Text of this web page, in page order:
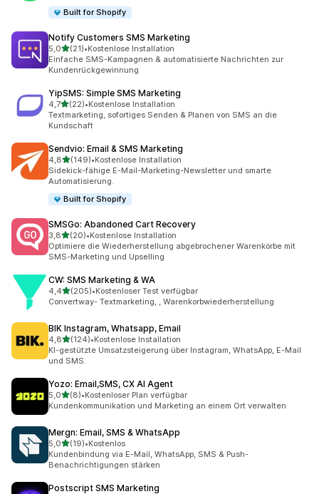
Built for Shopify
Notify Customers SMS Marketing
5,0von 5 Sternen
(21)
21 Rezensionen insgesamt
•Kostenlose Installation
Einfache SMS-Kampagnen & automatisierte Nachrichten zur
Kundenrückgewinnung
YipSMS: Simple SMS Marketing
4,7von 5 Sternen
(22)
22 Rezensionen insgesamt
•Kostenlose Installation
Textmarketing, sofortiges Senden & Planen von SMS an die
Kundschaft
Sendvio: Email & SMS Marketing
4,8von 5 Sternen
(149)
149 Rezensionen insgesamt
•Kostenlose Installation
Sidekick-fähige E-Mail-Marketing-Newsletter und smarte
Automatisierung.
Built for Shopify
SMSGo: Abandoned Cart Recovery
3,8von 5 Sternen
(20)
20 Rezensionen insgesamt
•Kostenlose Installation
Optimiere die Wiederherstellung abgebrochener Warenkörbe mit
SMS-Marketing und Upselling
CW: SMS Marketing & WA
4,4von 5 Sternen
(205)
205 Rezensionen insgesamt
•Kostenloser Test verfügbar
Convertway- Textmarketing, , Warenkorbwiederherstellung
BIK Instagram, Whatsapp, Email
4,8von 5 Sternen
(124)
124 Rezensionen insgesamt
•Kostenlose Installation
KI-gestützte Umsatzsteigerung über Instagram, WhatsApp, E-Mail
und SMS.
Yozo: Email,SMS, CX AI Agent
5,0von 5 Sternen
(8)
8 Rezensionen insgesamt
•Kostenloser Plan verfügbar
Kundenkommunikation und Marketing an einem Ort verwalten
Mergn: Email, SMS & WhatsApp
5,0von 5 Sternen
(19)
19 Rezensionen insgesamt
•Kostenlos
Kundenbindung via E-Mail, WhatsApp, SMS & Push-
Benachrichtigungen stärken
Postscript SMS Marketing